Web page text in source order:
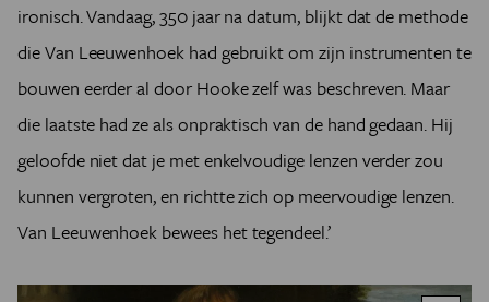
ironisch. Vandaag, 350 jaar na datum, blijkt dat de methode
die Van Leeuwenhoek had gebruikt om zijn instrumenten te
bouwen eerder al door Hooke zelf was beschreven. Maar
die laatste had ze als onpraktisch van de hand gedaan. Hij
geloofde niet dat je met enkelvoudige lenzen verder zou
kunnen vergroten, en richtte zich op meervoudige lenzen.
Van Leeuwenhoek bewees het tegendeel.’